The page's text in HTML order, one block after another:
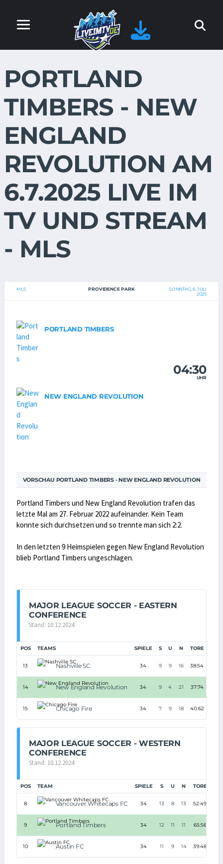
PORTLAND
TIMBERS - NEW
ENGLAND
REVOLUTION AM
6.7.2025 LIVE IM
TV UND STREAM
- MLS
MLS PROVIDENCE PARK
SONNTAG, 6. JULI
2025
PORTLAND TIMBERS
04:30
UHR
NEW ENGLAND REVOLUTION
VORSCHAU PORTLAND TIMBERS - NEW ENGLAND REVOLUTION
Portland Timbers und New England Revolution trafen das
letzte Mal am 27. Februar 2022 aufeinander. Kein Team
konnte sich durchsetzen und so trennte man sich 2:2.
In den letzten 9 Heimspielen gegen New England Revolution
blieb Portland Timbers ungeschlagen.
MAJOR LEAGUE SOCCER - EASTERN
CONFERENCE
Stand: 10.12.2024
POS TEAMS SPIELE S U N TORE
13 Nashville SC 34 9 9 16 38:54
14 New England Revolution 34 9 4 21 37:74
15 Chicago Fire 34 7 9 18 40:62
MAJOR LEAGUE SOCCER - WESTERN
CONFERENCE
Stand: 10.12.2024
POS TEAM SPIELE S U N TORE
8 Vancouver Whitecaps FC 34 13 8 13 52:49
9 Portland Timbers 34 12 11 11 65:56
10 Austin FC 34 11 9 14 39:48